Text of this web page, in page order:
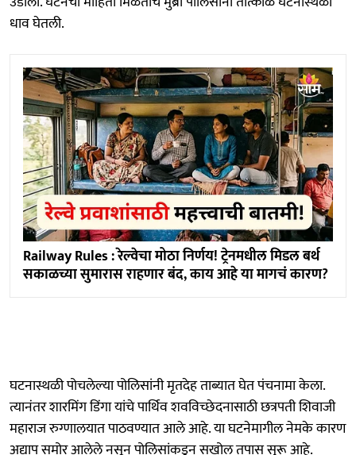
धाव घेतली.
Railway Rules : रेल्वेचा मोठा निर्णय! ट्रेनमधील मिडल बर्थ
सकाळच्या सुमारास राहणार बंद, काय आहे या मागचं कारण?
घटनास्थळी पोचलेल्या पोलिसांनी मृतदेह ताब्यात घेत पंचनामा केला.
त्यानंतर शारमिंग डिंगा यांचे पार्थिव शवविच्छेदनासाठी छत्रपती शिवाजी
महाराज रुग्णालयात पाठवण्यात आले आहे. या घटनेमागील नेमके कारण
अद्याप समोर आलेले नसून पोलिसांकडून सखोल तपास सुरू आहे.